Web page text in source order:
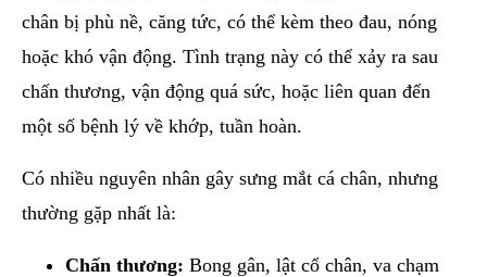
chân bị phù nề, căng tức, có thể kèm theo đau, nóng
hoặc khó vận động. Tình trạng này có thể xảy ra sau
chấn thương, vận động quá sức, hoặc liên quan đến
một số bệnh lý về khớp, tuần hoàn.
Có nhiều nguyên nhân gây sưng mắt cá chân, nhưng
thường gặp nhất là:
Chấn thương: Bong gân, lật cổ chân, va chạm